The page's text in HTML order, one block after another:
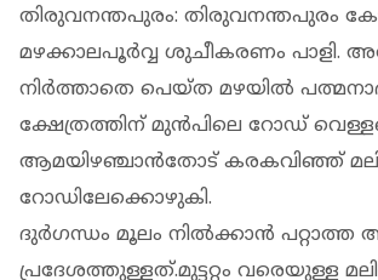
തിരുവനന്തപുരം: തിരുവനന്തപുരം
മഴക്കാലപൂര്‍വ്വ ശുചീകരണം പാളി.
നിര്‍ത്താതെ പെയ്ത മഴയില്‍
ക്ഷേത്രത്തിന് മുന്‍പിലെ റോഡ്
ആമയിഴഞ്ചാന്‍തോട് കരകവിഞ്ഞ്
റോഡിലേക്കൊഴുകി.
ദുര്‍ഗന്ധം മൂലം നില്‍ക്കാന്‍
പ്രദേശത്തുള്ളത്.മുട്ടറ്റം വരെയുള്ള